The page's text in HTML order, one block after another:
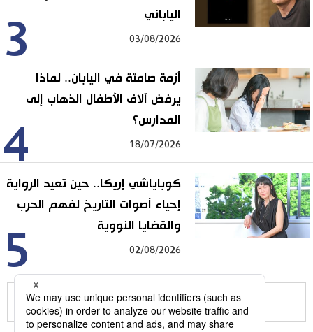
3
الياباني
03/08/2026
4
أزمة صامتة في اليابان.. لماذا
يرفض آلاف الأطفال الذهاب إلى
المدارس؟
18/07/2026
5
كوباياشي إريكا.. حين تعيد الرواية
إحياء أصوات التاريخ لفهم الحرب
والقضايا النووية
02/08/2026
للمزيد